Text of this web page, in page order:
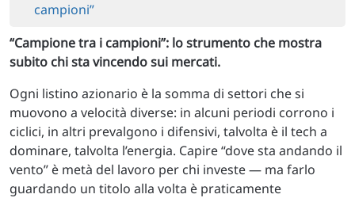
campioni”
“Campione tra i campioni”: lo strumento che mostra
subito chi sta vincendo sui mercati.
Ogni listino azionario è la somma di settori che si
muovono a velocità diverse: in alcuni periodi corrono i
ciclici, in altri prevalgono i difensivi, talvolta è il tech a
dominare, talvolta l’energia. Capire “dove sta andando il
vento” è metà del lavoro per chi investe — ma farlo
guardando un titolo alla volta è praticamente